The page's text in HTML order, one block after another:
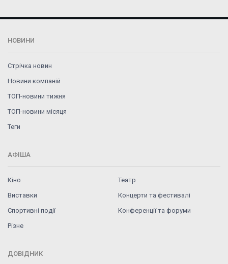
НОВИНИ
Стрічка новин
Новини компаній
ТОП-новини тижня
ТОП-новини місяця
Теги
АФІША
Кіно
Театр
Виставки
Концерти та фестивалі
Спортивні події
Конференції та форуми
Різне
ДОВІДНИК